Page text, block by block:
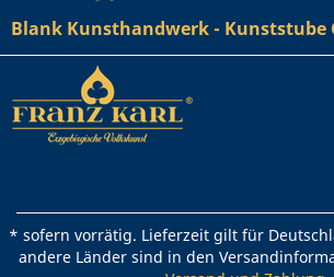
Blank Kunsthandwerk - Kunststube
* sofern vorrätig. Lieferzeit gilt für
andere Länder sind in den